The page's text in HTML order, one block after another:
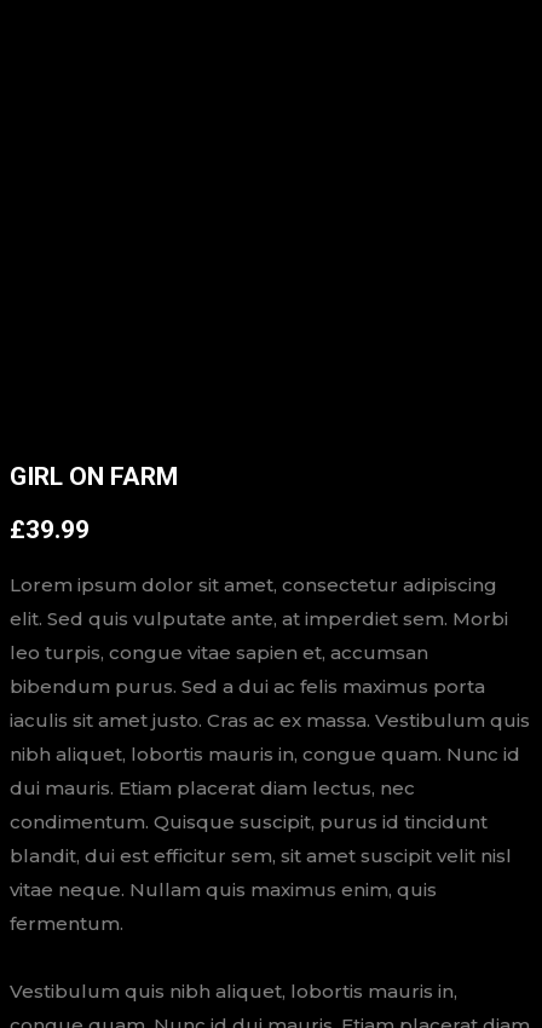
GIRL ON FARM
£39.99
Lorem ipsum dolor sit amet, consectetur adipiscing
elit. Sed quis vulputate ante, at imperdiet sem. Morbi
leo turpis, congue vitae sapien et, accumsan
bibendum purus. Sed a dui ac felis maximus porta
iaculis sit amet justo. Cras ac ex massa. Vestibulum quis
nibh aliquet, lobortis mauris in, congue quam. Nunc id
dui mauris. Etiam placerat diam lectus, nec
condimentum. Quisque suscipit, purus id tincidunt
blandit, dui est efficitur sem, sit amet suscipit velit nisl
vitae neque. Nullam quis maximus enim, quis
fermentum.
Vestibulum quis nibh aliquet, lobortis mauris in,